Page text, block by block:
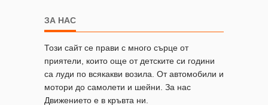
ЗА НАС
Този сайт се прави с много сърце от
приятели, които още от детските си години
са луди по всякакви возила. От автомобили и
мотори до самолети и шейни. За нас
Движението е в кръвта ни.